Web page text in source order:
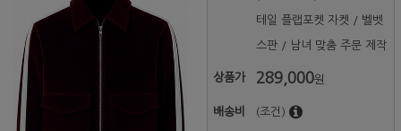
테일 플랩포켓 자켓 / 벨벳
스판 / 남녀 맞춤 주문 제작
상품가 289,000원
배송비 (조건)